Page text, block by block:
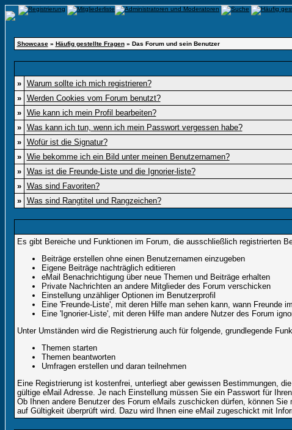
Showcase» Häufig gestellte Fragen» Das Forum und sein Benutzer
»
Warum sollte ich mich registrieren?
»
Werden Cookies vom Forum benutzt?
»
Wie kann ich mein Profil bearbeiten?
»
Was kann ich tun, wenn ich mein Passwort vergessen habe?
»
Wofür ist die Signatur?
»
Wie bekomme ich ein Bild unter meinen Benutzernamen?
»
Was ist die Freunde-Liste und die Ignorier-liste?
»
Was sind Favoriten?
»
Was sind Rangtitel und Rangzeichen?
Es gibt Bereiche und Funktionen im Forum, die ausschließlich registrierten
Beiträge erstellen ohne einen Benutzernamen einzugeben
Eigene Beiträge nachträglich editieren
eMail Benachrichtigung über neue Themen und Beiträge erhalten
Private Nachrichten an andere Mitglieder des Forum verschicken
Einstellung unzähliger Optionen im Benutzerprofil
Eine 'Freunde-Liste', mit deren Hilfe man sehen kann, wann Freunde
Eine 'Ignorier-Liste', mit deren Hilfe man andere Nutzer des Forum
Unter Umständen wird die Registrierung auch für folgende, grundlegende
Themen starten
Themen beantworten
Umfragen erstellen und daran teilnehmen
Eine Registrierung ist kostenfrei, unterliegt aber gewissen Bestimmungen,
gültige eMail Adresse. Je nach Einstellung müssen Sie ein Passwort für
Ob Ihnen andere Benutzer des Forum eMails zuschicken dürfen, können
auf Gültigkeit überprüft wird. Dazu wird Ihnen eine eMail zugeschickt mit